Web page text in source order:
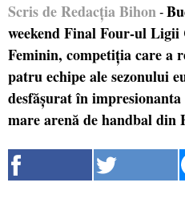
Scris de Redacția Bihon -
weekend Final Four-ul
Feminin, competiția care a
patru echipe ale sezonului
desfășurat în
mare arenă de handbal din